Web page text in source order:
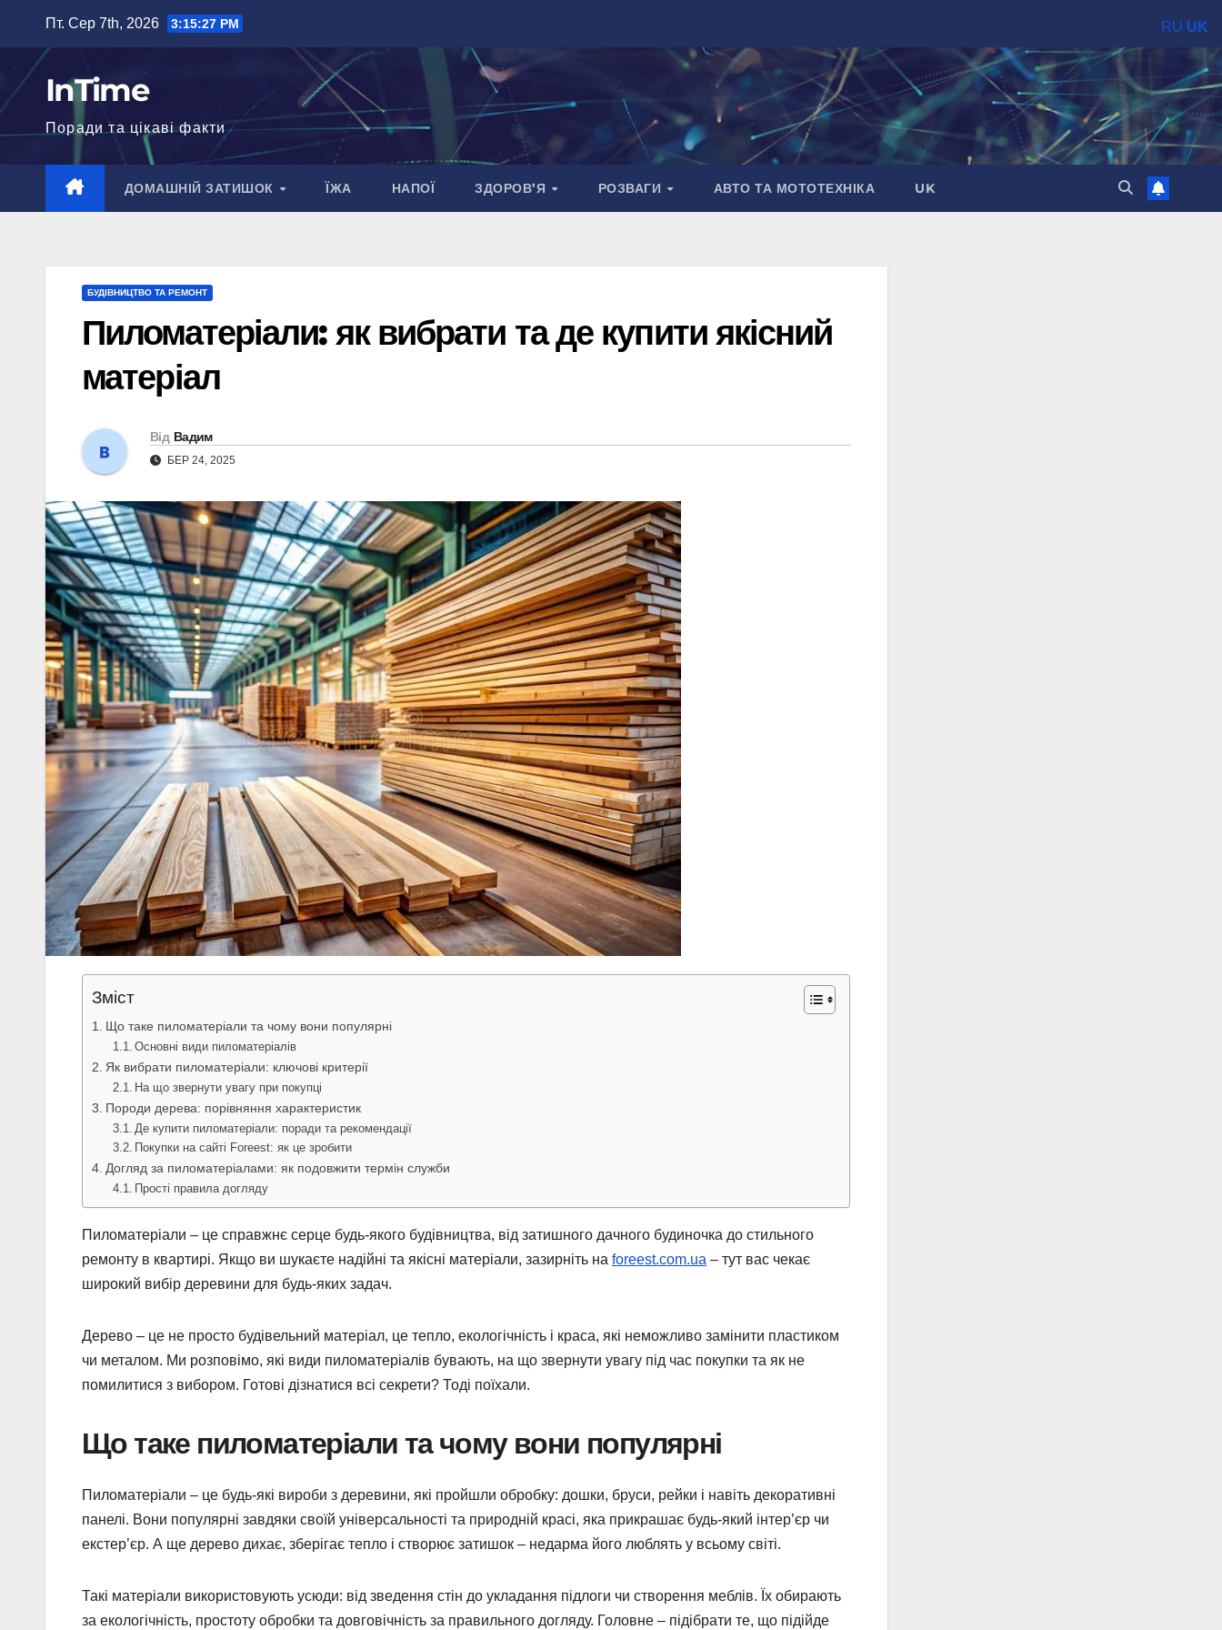
вмісту
Пт. Сер 7th, 2026 3:15:28 PM
InTime
Поради та цікаві факти
ДОМАШНІЙ ЗАТИШОК ЇЖА НАПОЇ ЗДОРОВ’Я РОЗВАГИ АВТО ТА МОТОТЕХНІКА UK
БУДІВНИЦТВО ТА РЕМОНТ
Пиломатеріали: як вибрати та де купити якісний
матеріал
Від Вадим
БЕР 24, 2025
Зміст
Що таке пиломатеріали та чому вони популярні
Основні види пиломатеріалів
Як вибрати пиломатеріали: ключові критерії
На що звернути увагу при покупці
Породи дерева: порівняння характеристик
Де купити пиломатеріали: поради та рекомендації
Покупки на сайті Foreest: як це зробити
Догляд за пиломатеріалами: як подовжити термін служби
Прості правила догляду
Пиломатеріали – це справжнє серце будь-якого будівництва, від затишного дачного будиночка до стильного
ремонту в квартирі. Якщо ви шукаєте надійні та якісні матеріали, зазирніть на foreest.com.ua – тут вас чекає
широкий вибір деревини для будь-яких задач.
Дерево – це не просто будівельний матеріал, це тепло, екологічність і краса, які неможливо замінити пластиком
чи металом. Ми розповімо, які види пиломатеріалів бувають, на що звернути увагу під час покупки та як не
помилитися з вибором. Готові дізнатися всі секрети? Тоді поїхали.
Що таке пиломатеріали та чому вони популярні
Пиломатеріали – це будь-які вироби з деревини, які пройшли обробку: дошки, бруси, рейки і навіть декоративні
панелі. Вони популярні завдяки своїй універсальності та природній красі, яка прикрашає будь-який інтер’єр чи
екстер’єр. А ще дерево дихає, зберігає тепло і створює затишок – недарма його люблять у всьому світі.
Такі матеріали використовують усюди: від зведення стін до укладання підлоги чи створення меблів. Їх обирають
за екологічність, простоту обробки та довговічність за правильного догляду. Головне – підібрати те, що підійде
RU UK